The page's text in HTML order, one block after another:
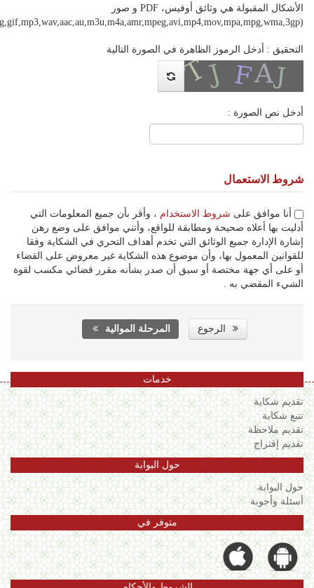
الأشكال المقبولة هي وثائق أوفيس، PDF و صور
(pdf,jpeg,jpg,png,gif,mp3,wav,aac,au,m3u,m4a,amr,mpeg,avi,mp4,mov,mpa,mpg,wma,3gp)
التحقيق : أدخل الرموز الظاهرة في الصورة التالية
أدخل نص الصورة :
شروط الاستعمال
شروط الاستخدام ، وأقر بأن جميع المعلومات التي
أدليت بها أعلاه صحيحة ومطابقة للواقع، وأنني موافق على وضع رهن
إشارة الإدارة جميع الوثائق التي تخدم أهداف التحري في الشكاية وفقا
للقوانين المعمول بها، وأن موضوع هذه الشكاية غير معروض على القضاء
أو على أي جهة مختصة أو سبق أن صدر بشأنه مقرر قضائي مكسب لقوة
الشيء المقضي به .
الرجوع المرحلة الموالية
خدمات
تقديم شكاية
تتبع شكاية
تقديم ملاحظة
تقديم إقتراح
حول البوابة
حول البوابة
أسئلة وأجوبة
متوفر في